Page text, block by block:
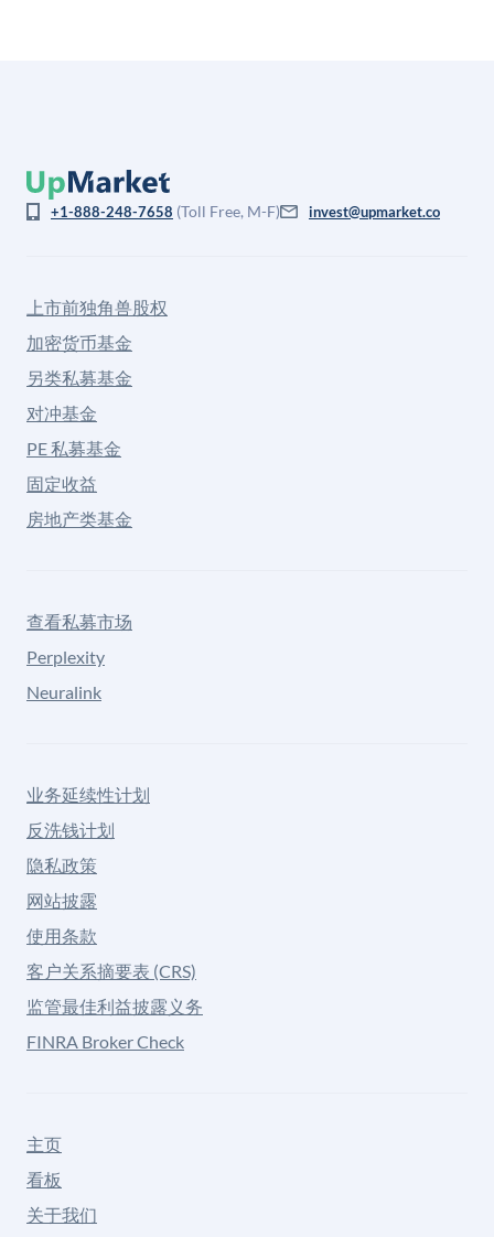
+1-888-248-7658 (Toll Free, M-F) invest@upmarket.co
上市前独角兽股权
加密货币基金
另类私募基金
对冲基金
PE 私募基金
固定收益
房地产类基金
查看私募市场
Perplexity
Neuralink
业务延续性计划
反洗钱计划
隐私政策
网站披露
使用条款
客户关系摘要表 (CRS)
监管最佳利益披露义务
FINRA Broker Check
主页
看板
关于我们